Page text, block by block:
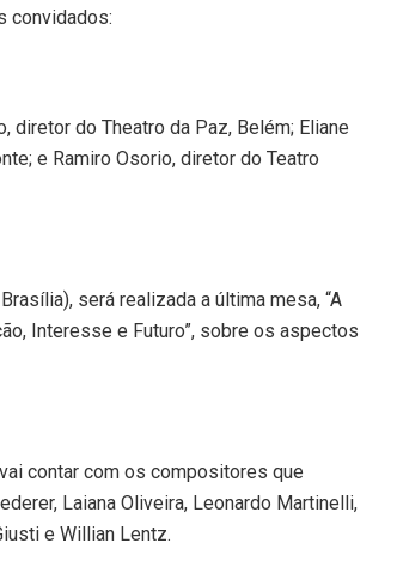
convidados:
diretor do Theatro da Paz, Belém; Eliane
e Ramiro Osorio, diretor do Teatro
será realizada a última mesa, “A
Interesse e Futuro”, sobre os aspectos
contar com os compositores que
Laiana Oliveira, Leonardo Martinelli,
e Willian Lentz.